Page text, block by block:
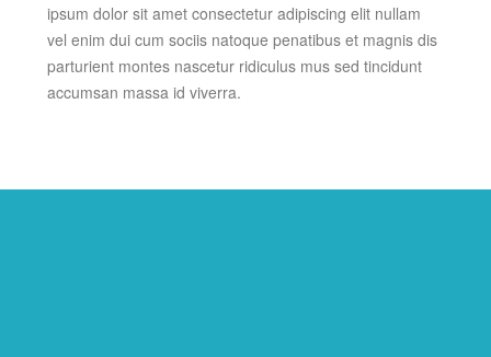
ipsum dolor sit amet consectetur adipiscing elit nullam
vel enim dui cum sociis natoque penatibus et magnis dis
parturient montes nascetur ridiculus mus sed tincidunt
accumsan massa id viverra.